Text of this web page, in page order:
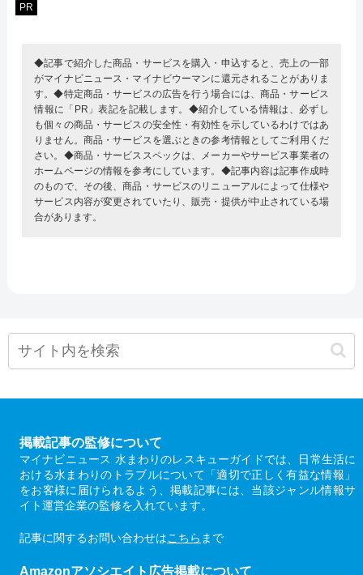
PR
◆記事で紹介した商品・サービスを購入・申込すると、売上の一部
がマイナビニュース・マイナビウーマンに還元されることがありま
す。◆特定商品・サービスの広告を行う場合には、商品・サービス
情報に「PR」表記を記載します。◆紹介している情報は、必ずし
も個々の商品・サービスの安全性・有効性を示しているわけではあ
りません。商品・サービスを選ぶときの参考情報としてご利用くだ
さい。◆商品・サービススペックは、メーカーやサービス事業者の
ホームページの情報を参考にしています。◆記事内容は記事作成時
のもので、その後、商品・サービスのリニューアルによって仕様や
サービス内容が変更されていたり、販売・提供が中止されている場
合があります。
掲載記事の監修について
マイナビニュース 水まわりのレスキューガイドでは、日常生活に
おける水まわりのトラブルについて「適切で正しく有益な情報」
をお客様に届けられるよう、掲載記事には、当該ジャンル情報サ
イト運営企業の監修を入れています。
記事に関するお問い合わせはこちら まで
Amazonアソシエイト広告掲載について